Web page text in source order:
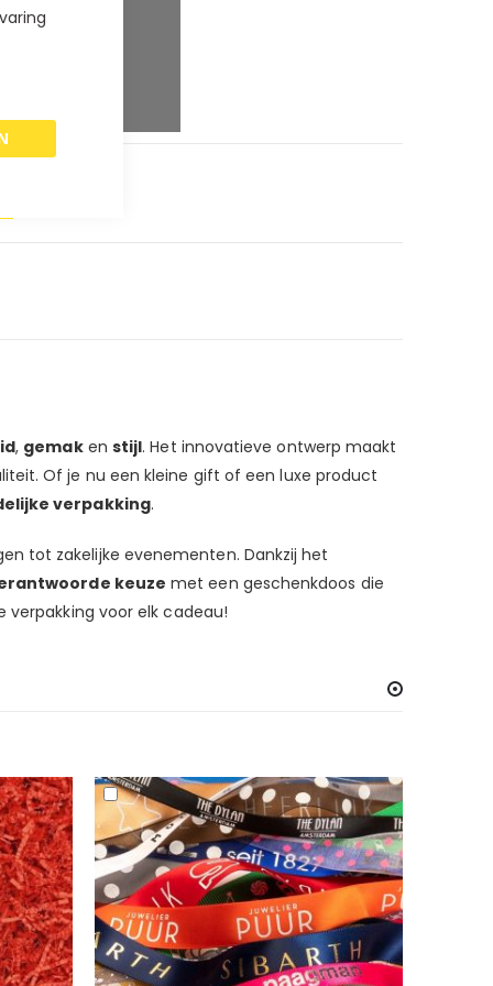
5%
, gemaken stijl. Het innovatieve ontwerp maakt
Of je nu een kleine gift of een luxe product
verpakking.
tot zakelijke evenementen. Dankzij het
keuze met een geschenkdoos die
verpakking voor elk cadeau!